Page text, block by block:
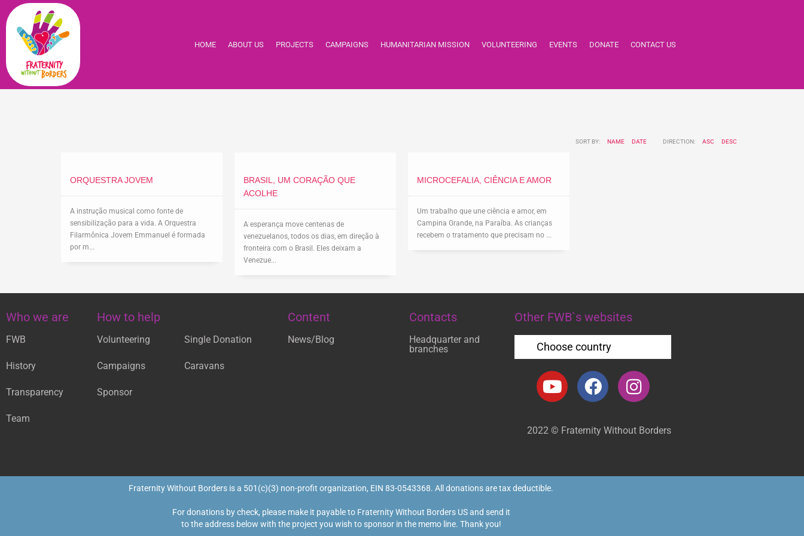
HOME ABOUT US PROJECTS CAMPAIGNS HUMANITARIAN MISSION VOLUNTEERING EVENTS DONATE CONTACT US
SORT BY: NAME DATE DIRECTION: ASC DESC
ORQUESTRA JOVEM
A instrução musical como fonte de
sensibilização para a vida. A Orquestra
Filarmônica Jovem Emmanuel é formada
por m...
BRASIL, UM CORAÇÃO QUE
ACOLHE
A esperança move centenas de
venezuelanos, todos os dias, em direção à
fronteira com o Brasil. Eles deixam a
Venezue...
MICROCEFALIA, CIÊNCIA E AMOR
Um trabalho que une ciência e amor, em
Campina Grande, na Paraíba. As crianças
recebem o tratamento que precisam no ...
Who we are
FWB
History
Transparency
Team
How to help
Volunteering
Campaigns
Sponsor
Single Donation
Caravans
Content
News/Blog
Contacts
Headquarter and
branches
Other FWB`s websites
Choose country
2022 © Fraternity Without Borders
Fraternity Without Borders is a 501(c)(3) non-profit organization, EIN 83-0543368. All donations are tax deductible.​
For donations by check, please make it payable to Fraternity Without Borders US and send it
to the address below with the project you wish to sponsor in the memo line. Thank you!